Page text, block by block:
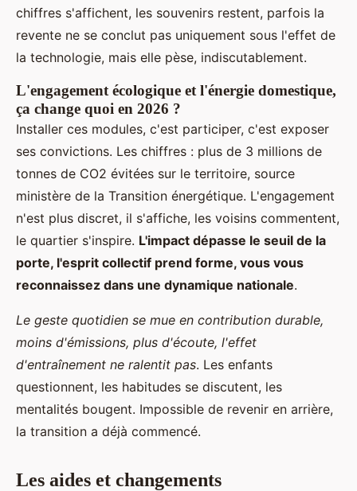
chiffres s'affichent, les souvenirs restent, parfois la
revente ne se conclut pas uniquement sous l'effet de
la technologie, mais elle pèse, indiscutablement.
L'engagement écologique et l'énergie domestique,
ça change quoi en 2026 ?
Installer ces modules, c'est participer, c'est exposer
ses convictions. Les chiffres : plus de 3 millions de
tonnes de CO2 évitées sur le territoire, source
ministère de la Transition énergétique. L'engagement
n'est plus discret, il s'affiche, les voisins commentent,
le quartier s'inspire. L'impact dépasse le seuil de la
porte, l'esprit collectif prend forme, vous vous
reconnaissez dans une dynamique nationale.
Le geste quotidien se mue en contribution durable,
moins d'émissions, plus d'écoute, l'effet
d'entraînement ne ralentit pas. Les enfants
questionnent, les habitudes se discutent, les
mentalités bougent. Impossible de revenir en arrière,
la transition a déjà commencé.
Les aides et changements